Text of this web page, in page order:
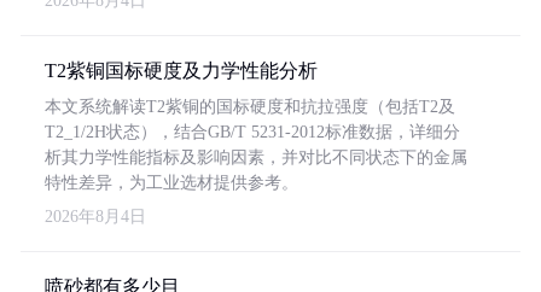
T2紫铜国标硬度及力学性能分析
本文系统解读T2紫铜的国标硬度和抗拉强度（包括T2及
T2_1/2H状态），结合GB/T 5231-2012标准数据，详细分
析其力学性能指标及影响因素，并对比不同状态下的金属
特性差异，为工业选材提供参考。
2026年8月4日
喷砂都有多少目